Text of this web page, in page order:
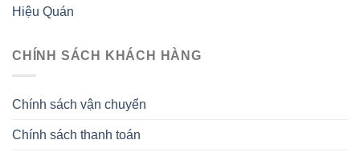
Hiệu Quán
CHÍNH SÁCH KHÁCH HÀNG
Chính sách vận chuyển
Chính sách thanh toán